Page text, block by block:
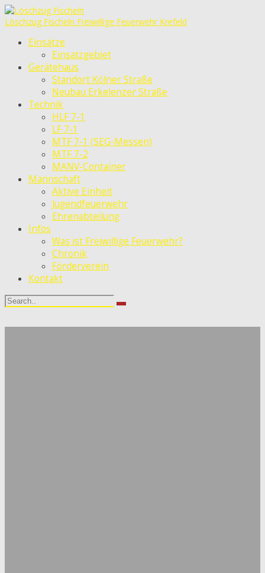
Löschzug Fischeln Freiwillige Feuerwehr Krefeld
Einsätze
Einsatzgebiet
Gerätehaus
Standort Kölner Straße
Neubau Erkelenzer Straße
Technik
HLF 7-1
LF 7-1
MTF 7-1 (SEG-Messen)
MTF 7-2
MANV-Container
Mannschaft
Aktive Einheit
Jugendfeuerwehr
Ehrenabteilung
Infos
Was ist Freiwillige Feuerwehr?
Chronik
Förderverein
Kontakt